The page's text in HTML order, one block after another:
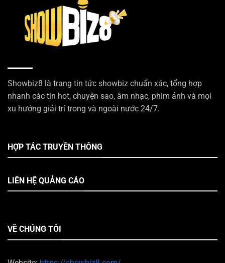
Showbiz8 là trang tin tức showbiz chuẩn xác, tổng hợp
nhanh các tin hot, chuyện sao, âm nhạc, phim ảnh và mọi
xu hướng giải trí trong và ngoài nước 24/7.
HỢP TÁC TRUYỀN THÔNG
LIÊN HỆ QUẢNG CÁO
VỀ CHÚNG TÔI